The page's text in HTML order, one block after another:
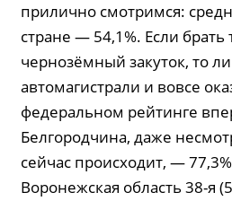
прилично смотримся:
стране — 54,1%. Если брать
чернозёмный закуток, то
автомагистрали и вовсе
федеральном рейтинге
Белгородчина, даже
сейчас происходит, —
Воронежская область 38-я